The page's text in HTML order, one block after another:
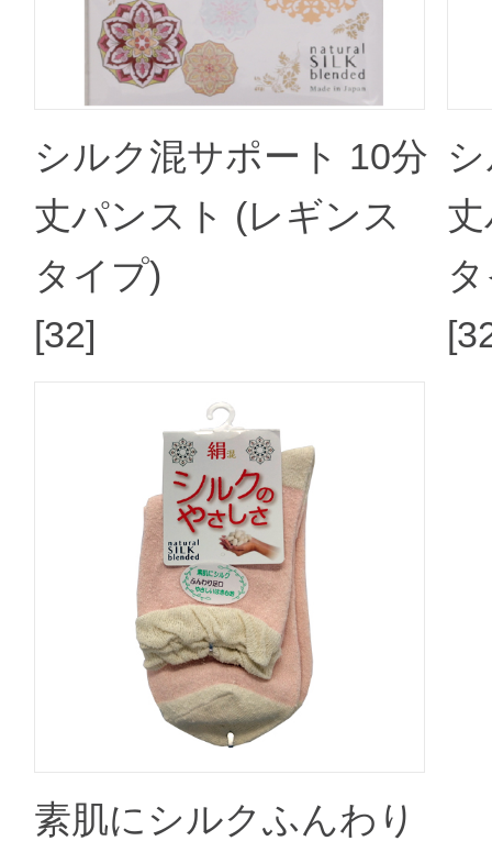
シルク混サポート 10分
丈パンスト (レギンス
タイプ)
[32]
素肌にシルクふんわり